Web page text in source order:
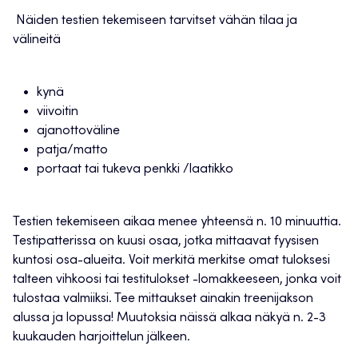
Näiden testien tekemiseen tarvitset vähän tilaa ja
välineitä
kynä
viivoitin
ajanottoväline
patja/matto
portaat tai tukeva penkki /laatikko
Testien tekemiseen aikaa menee yhteensä n. 10 minuuttia.
Testipatterissa on kuusi osaa, jotka mittaavat fyysisen
kuntosi osa-alueita. Voit merkitä merkitse omat tuloksesi
talteen vihkoosi tai testitulokset -lomakkeeseen, jonka voit
tulostaa valmiiksi. Tee mittaukset ainakin treenijakson
alussa ja lopussa! Muutoksia näissä alkaa näkyä n. 2-3
kuukauden harjoittelun jälkeen.